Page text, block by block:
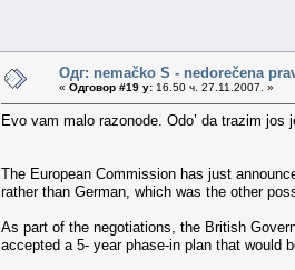
Одг: nemačko S - nedorečena
« Одговор #19 у: 16.50 ч. 27.11.2007. »
Evo vam malo razonode. Odo’ da trazim jos
The European Commission has just
rather than German, which was the other
As part of the negotiations, the British
accepted a 5- year phase-in plan that would